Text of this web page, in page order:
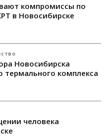
компромиссы по
в Новосибирске
Новосибирска
термального комплекса
человека